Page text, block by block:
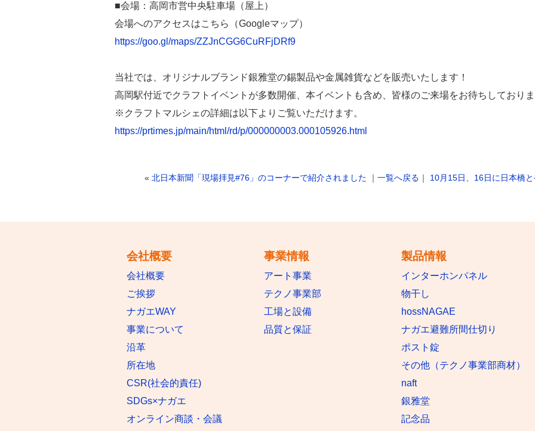
■会場：高岡市営中央駐車場（屋上）
会場へのアクセスはこちら（Googleマップ）
https://goo.gl/maps/ZZJnCGG6CuRFjDRf9
当社では、オリジナルブランド銀雅堂の錫製品や金属雑貨などを販売いたします！
高岡駅付近でクラフトイベントが多数開催、本イベントも含め、皆様のご来場をお待ちしており
※クラフトマルシェの詳細は以下よりご覧いただけます。
https://prtimes.jp/main/html/rd/p/000000003.000105926.html
« 北日本新聞「現場拝見#76」のコーナーで紹介されました ｜ 一覧へ戻る ｜ 10月15日、16日に日本橋
会社概要
会社概要
ご挨拶
ナガエWAY
事業について
沿革
所在地
CSR(社会的責任)
SDGs×ナガエ
オンライン商談・会議
事業情報
アート事業
テクノ事業部
工場と設備
品質と保証
製品情報
インターホンパネル
物干し
hossNAGAE
ナガエ避難所間仕切り
ポスト錠
その他（テクノ事業部商材）
naft
銀雅堂
記念品